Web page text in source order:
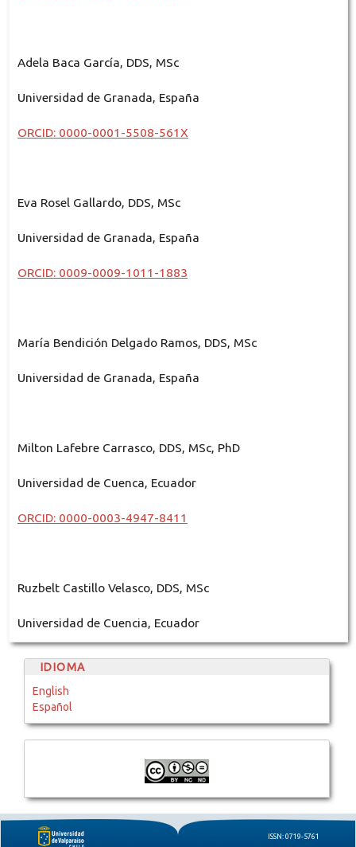
Adela Baca García, DDS, MSc
Universidad de Granada, España
ORCID: 0000-0001-5508-561X
Eva Rosel Gallardo, DDS, MSc
Universidad de Granada, España
ORCID: 0009-0009-1011-1883
María Bendición Delgado Ramos, DDS, MSc
Universidad de Granada, España
Milton Lafebre Carrasco, DDS, MSc, PhD
Universidad de Cuenca, Ecuador
ORCID: 0000-0003-4947-8411
Ruzbelt Castillo Velasco, DDS, MSc
Universidad de Cuencia, Ecuador
IDIOMA
English
Español
ISSN: 0719-5761